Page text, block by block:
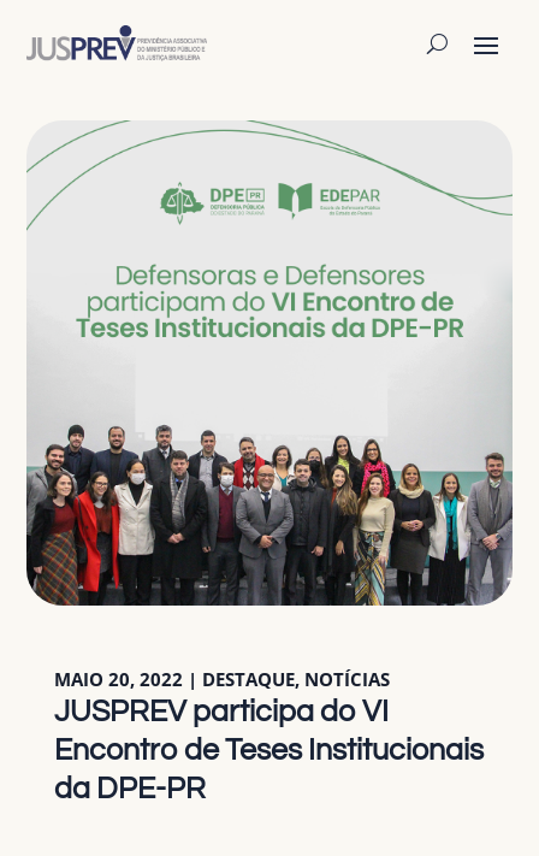
JUSPREV participa do VI
Encontro de Teses Institucionais
da DPE-PR
MAIO 20, 2022 | DESTAQUE, NOTÍCIAS